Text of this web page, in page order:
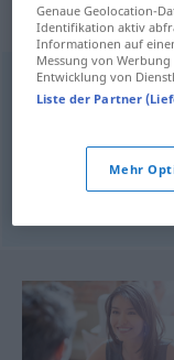
unvollkommen,
Genaue Geolocation-
Identifikation aktiv
Informationen auf
Messung von
Entwicklung von
Liste der Partner
Mehr